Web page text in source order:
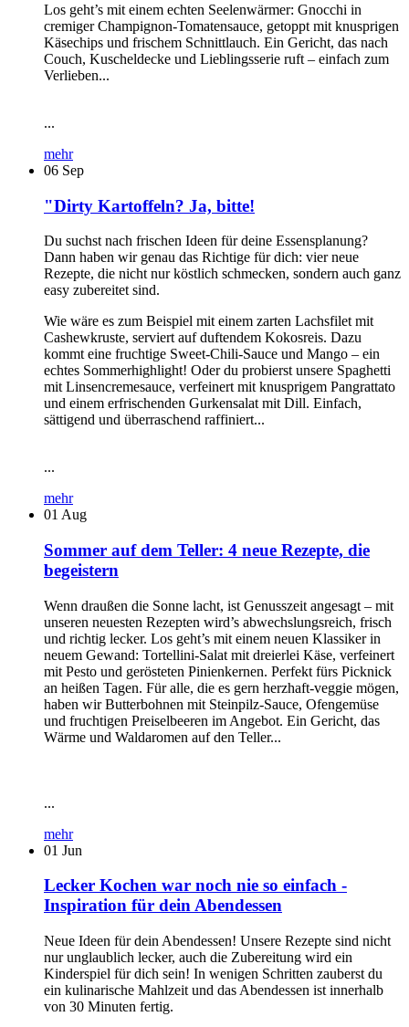
Los geht’s mit einem echten Seelenwärmer: Gnocchi in
cremiger Champignon-Tomatensauce, getoppt mit knusprigen
Käsechips und frischem Schnittlauch. Ein Gericht, das nach
Couch, Kuscheldecke und Lieblingsserie ruft – einfach zum
Verlieben...
...
mehr
06 Sep
"Dirty Kartoffeln? Ja, bitte!
Du suchst nach frischen Ideen für deine Essensplanung?
Dann haben wir genau das Richtige für dich: vier neue
Rezepte, die nicht nur köstlich schmecken, sondern auch ganz
easy zubereitet sind.
Wie wäre es zum Beispiel mit einem zarten Lachsfilet mit
Cashewkruste, serviert auf duftendem Kokosreis. Dazu
kommt eine fruchtige Sweet-Chili-Sauce und Mango – ein
echtes Sommerhighlight! Oder du probierst unsere Spaghetti
mit Linsencremesauce, verfeinert mit knusprigem Pangrattato
und einem erfrischenden Gurkensalat mit Dill. Einfach,
sättigend und überraschend raffiniert...
...
mehr
01 Aug
Sommer auf dem Teller: 4 neue Rezepte, die
begeistern
Wenn draußen die Sonne lacht, ist Genusszeit angesagt – mit
unseren neuesten Rezepten wird’s abwechslungsreich, frisch
und richtig lecker. Los geht’s mit einem neuen Klassiker in
neuem Gewand: Tortellini-Salat mit dreierlei Käse, verfeinert
mit Pesto und gerösteten Pinienkernen. Perfekt fürs Picknick
an heißen Tagen. Für alle, die es gern herzhaft-veggie mögen,
haben wir Butterbohnen mit Steinpilz-Sauce, Ofengemüse
und fruchtigen Preiselbeeren im Angebot. Ein Gericht, das
Wärme und Waldaromen auf den Teller...
...
mehr
01 Jun
Lecker Kochen war noch nie so einfach -
Inspiration für dein Abendessen
Neue Ideen für dein Abendessen! Unsere Rezepte sind nicht
nur unglaublich lecker, auch die Zubereitung wird ein
Kinderspiel für dich sein! In wenigen Schritten zauberst du
ein kulinarische Mahlzeit und das Abendessen ist innerhalb
von 30 Minuten fertig.